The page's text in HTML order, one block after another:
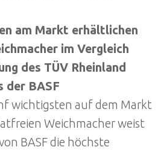
am Markt erhältlichen
im Vergleich
des TÜV Rheinland
der BASF
wichtigsten auf dem Markt
Weichmacher weist
BASF die höchste